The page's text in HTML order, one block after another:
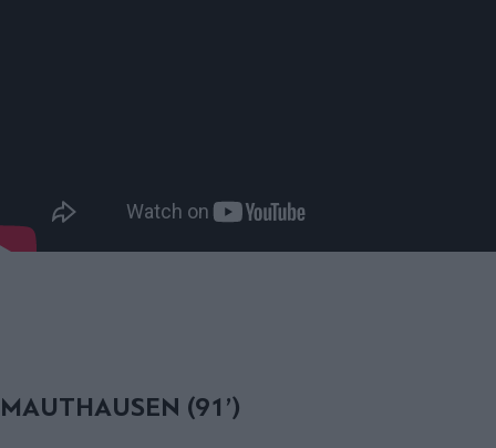
MAUTHAUSEN (91’)